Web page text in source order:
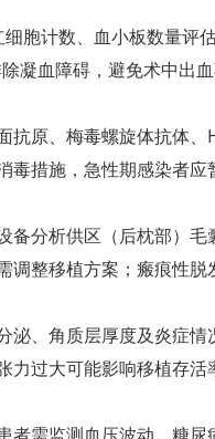
细胞计数、血小板数量评
凝血障碍，避免术中出血
抗原、梅毒螺旋体抗体
措施，急性期感染者应
备分析供区（后枕部）
整移植方案；瘢痕性脱
泌、角质层厚度及炎症
过大可能影响移植存活